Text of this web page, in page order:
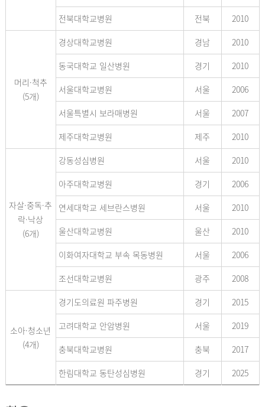
전북대학교병원
전북 2010
머리·척추
(5개)
경상대학교병원 경남
2010
동국대학교 일산병원
경기
2010
서울대학교병원
서울
2006
서울특별시 보라매병원
서울
2007
제주대학교병원
제주 2010
자살·중독·추
락·낙상
(6개)
강동성심병원 서울
2010
아주대학교병원
경기
2006
연세대학교 세브란스병원
서울
2010
울산대학교병원
울산
2010
이화여자대학교 부속 목동병원
서울
2006
조선대학교병원
광주 2008
소아·청소년
(4개)
경기도의료원 파주병원 경기
2015
고려대학교 안암병원
서울
2019
충북대학교병원
충북
2017
한림대학교 동탄성심병원
경기 2025